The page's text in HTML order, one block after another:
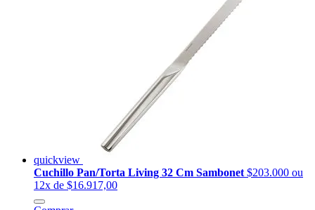
quickview
Cuchillo Pan/Torta Living 32 Cm Sambonet $203.000 ou
12x de $16.917,00